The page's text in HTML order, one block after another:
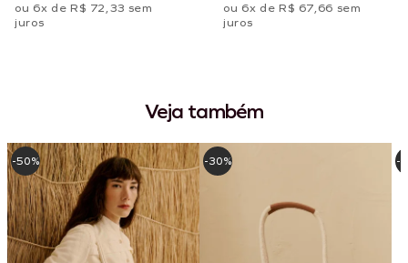
ou 6x de R$ 72,33 sem
juros
ou 6x de R$ 67,66 sem
juros
Veja também
-50% -30% -